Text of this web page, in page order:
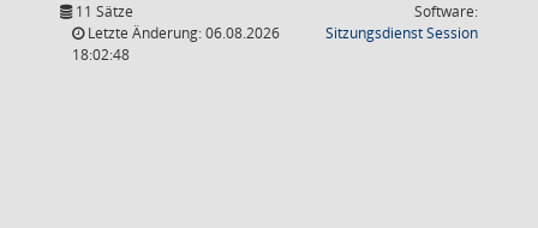
11 Sätze
Letzte Änderung: 06.08.2026
18:02:48
Software:
SitzungsdienstSession(Wird in